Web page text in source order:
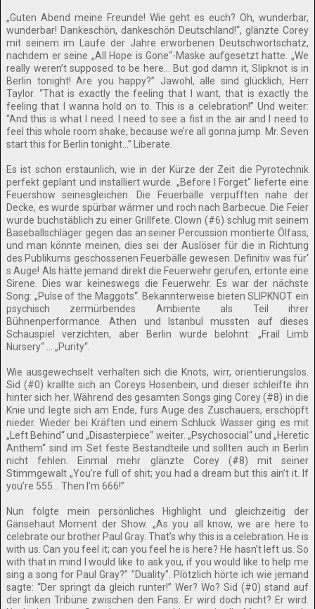
„Guten Abend meine Freunde! Wie geht es euch? Oh, wunderbar,
wunderbar! Dankeschön, dankeschön Deutschland!“, glänzte Corey
mit seinem im Laufe der Jahre erworbenen Deutschwortschatz,
nachdem er seine „All Hope is Gone“-Maske aufgesetzt hatte. „We
really weren’t supposed to be here… But god damn it, Slipknot is in
Berlin tonight! Are you happy?” Jawohl, alle sind glücklich, Herr
Taylor. “That is exactly the feeling that I want, that is exactly the
feeling that I wanna hold on to. This is a celebration!” Und weiter:
“And this is what I need. I need to see a fist in the air and I need to
feel this whole room shake, because we’re all gonna jump. Mr. Seven
start this for Berlin tonight…” Liberate.
Es ist schon erstaunlich, wie in der Kürze der Zeit die Pyrotechnik
perfekt geplant und installiert wurde. „Before I Forget“ lieferte eine
Feuershow seinesgleichen. Die Feuerbälle verpufften nahe der
Decke, es wurde spürbar wärmer und roch nach Barbecue. Die Feier
wurde buchstäblich zu einer Grillfete. Clown (#6) schlug mit seinem
Baseballschläger gegen das an seiner Percussion montierte Ölfass,
und man könnte meinen, dies sei der Auslöser für die in Richtung
des Publikums geschossenen Feuerbälle gewesen. Definitiv was für‘
s Auge! Als hätte jemand direkt die Feuerwehr gerufen, ertönte eine
Sirene. Dies war keineswegs die Feuerwehr. Es war der nächste
Song: „Pulse of the Maggots“. Bekannterweise bieten SLIPKNOT ein
psychisch zermürbendes Ambiente als Teil ihrer
Bühnenperformance. Athen und Istanbul mussten auf dieses
Schauspiel verzichten, aber Berlin wurde belohnt: „Frail Limb
Nursery“ … „Purity“.
Wie ausgewechselt verhalten sich die Knots, wirr, orientierungslos.
Sid (#0) krallte sich an Coreys Hosenbein, und dieser schleifte ihn
hinter sich her. Während des gesamten Songs ging Corey (#8) in die
Knie und legte sich am Ende, fürs Auge des Zuschauers, erschöpft
nieder. Wieder bei Kräften und einem Schluck Wasser ging es mit
„Left Behind“ und „Disasterpiece“ weiter. „Psychosocial“ und „Heretic
Anthem“ sind im Set feste Bestandteile und sollten auch in Berlin
nicht fehlen. Einmal mehr glänzte Corey (#8) mit seiner
Stimmgewalt „You’re full of shit; you had a dream but this ain’t it. If
you’re 555… Then I’m 666!”
Nun folgte mein persönliches Highlight und gleichzeitig der
Gänsehaut Moment der Show. „As you all know, we are here to
celebrate our brother Paul Gray. That’s why this is a celebration. He is
with us. Can you feel it; can you feel he is here? He hasn’t left us. So
with that in mind I would like to ask you, if you would like to help me
sing a song for Paul Gray?” "Duality". Plötzlich hörte ich wie jemand
sagte: “Der springt da gleich runter!” Wer? Wo? Sid (#0) stand auf
der linken Tribüne zwischen den Fans. Er wird doch nicht? Er wird.